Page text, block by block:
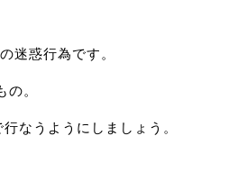
迷惑行為です。
。
なうようにしましょう。